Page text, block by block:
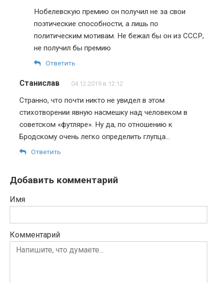
Нобелевскую премию он получил не за свои
поэтические способности, а лишь по
политическим мотивам. Не бежал бы он из СССР,
не получил бы премию
Ответить
Станислав 04.12.2019 в 12:12
Странно, что почти никто не увидел в этом
стихотворении явную насмешку над человеком в
советском «футляре». Ну да, по отношению к
Бродскому очень легко определить глупца…
Ответить
Добавить комментарий
Имя
Комментарий